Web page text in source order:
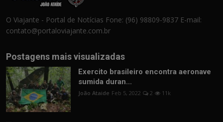
O Viajante - Portal de Notícias Fone: (96) 98809-9837 E-mail:
contato@portaloviajante.com.br
Postagens mais visualizadas
Exercito brasileiro encontra aeronave
sumida duran...
João Ataide Feb 5, 2022 2 11k